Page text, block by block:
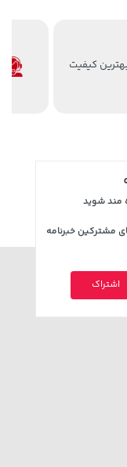
کیفیت
مند شوید
مشترکین خبرنامه
اشتراک